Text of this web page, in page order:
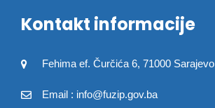
Kontakt informacije
Fehima ef. Čurčića 6, 71000 Sarajevo
Email : info@fuzip.gov.ba